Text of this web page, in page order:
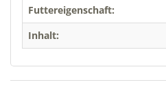
Futtereigenschaft:
Inhalt: